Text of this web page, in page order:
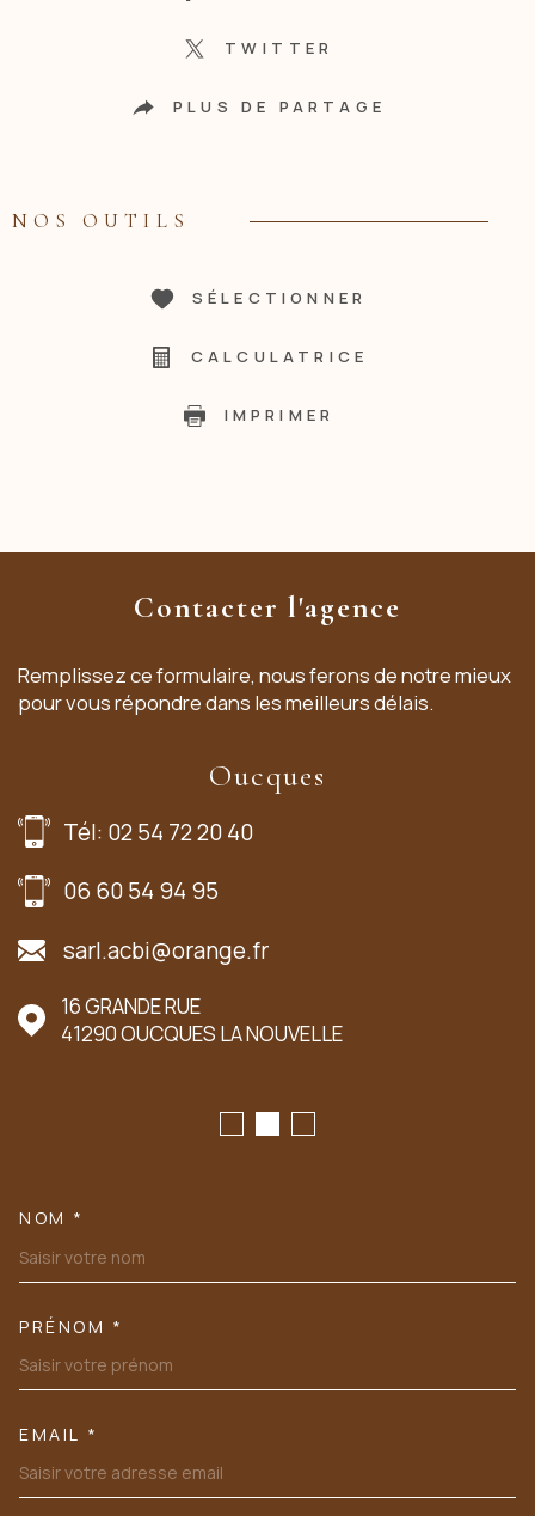
TWITTER
PLUS DE PARTAGE
NOS OUTILS
SÉLECTIONNER
CALCULATRICE
IMPRIMER
Contacter l'agence
Remplissez ce formulaire, nous ferons de notre mieux
pour vous répondre dans les meilleurs délais.
Oucques
Tél: 02 54 72 20 40
06 60 54 94 95
sarl.acbi@orange.fr
16 GRANDE RUE
41290 OUCQUES LA NOUVELLE
NOM *
PRÉNOM *
EMAIL *